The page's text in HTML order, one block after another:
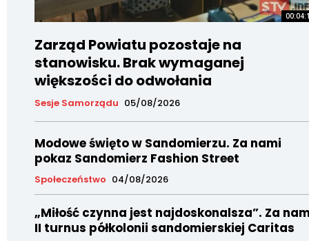
Zarząd Powiatu pozostaje na
stanowisku. Brak wymaganej
większości do odwołania
Sesje Samorządu 05/08/2026
Modowe święto w Sandomierzu. Za nami
pokaz Sandomierz Fashion Street
Społeczeństwo 04/08/2026
„Miłość czynna jest najdoskonalsza”. Za
II turnus półkolonii sandomierskiej Caritas